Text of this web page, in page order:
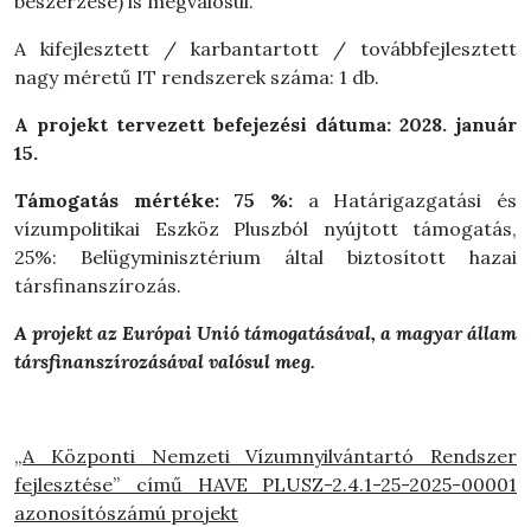
A kifejlesztett / karbantartott / továbbfejlesztett
nagy méretű IT rendszerek száma: 1 db.
A projekt tervezett befejezési dátuma: 2028. január
15.
Támogatás mértéke: 75 %: a Határigazgatási és
vízumpolitikai Eszköz Pluszból nyújtott támogatás,
25%: Belügyminisztérium által biztosított hazai
társfinanszírozás.
A projekt az Európai Unió támogatásával, a magyar állam
társfinanszírozásával valósul meg.
„A Központi Nemzeti Vízumnyilvántartó Rendszer
fejlesztése” című HAVE_PLUSZ-2.4.1-25-2025-00001
azonosítószámú projekt